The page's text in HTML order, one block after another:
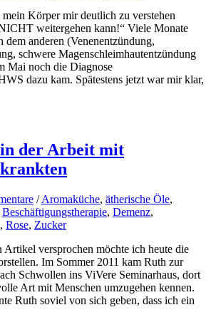
mein Körper mir deutlich zu verstehen
weitergehen kann!“ Viele Monate
dem anderen (Venenentzündung,
schwere Magenschleimhautentzündung
Mai noch die Diagnose
dazu kam. Spätestens jetzt war mir klar,
der Arbeit mit
/Aromaküche, ätherische Öle,
Beschäftigungstherapie, Demenz,
, Rose, Zucker
versprochen möchte ich heute die
Im Sommer 2011 kam Ruth zur
Schwollen ins ViVere Seminarhaus, dort
Art mit Menschen umzugehen kennen.
Ruth soviel von sich geben, dass ich ein